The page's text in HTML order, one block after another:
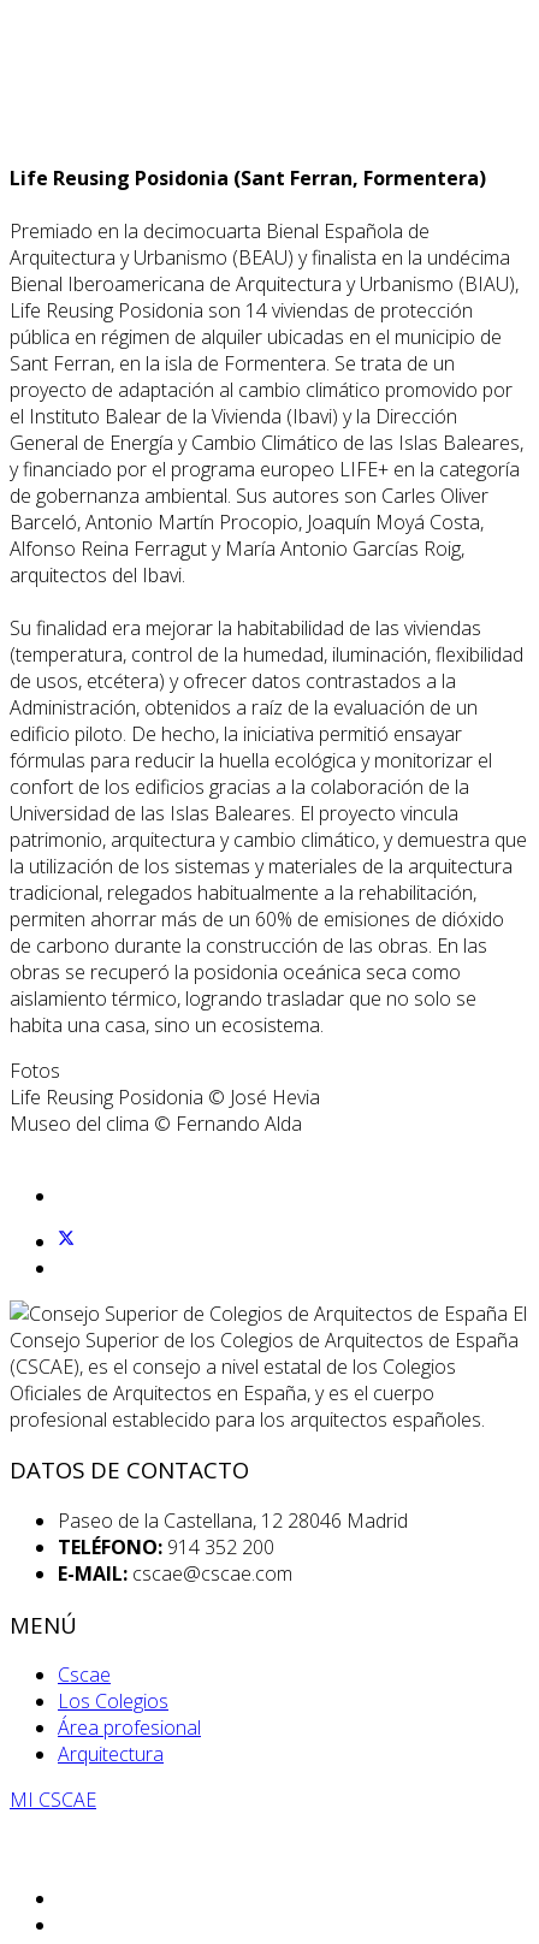
Life Reusing Posidonia (Sant Ferran, Formentera)
Premiado en la decimocuarta Bienal Española de
Arquitectura y Urbanismo (BEAU) y finalista en la undécima
Bienal Iberoamericana de Arquitectura y Urbanismo (BIAU),
Life Reusing Posidonia son 14 viviendas de protección
pública en régimen de alquiler ubicadas en el municipio de
Sant Ferran, en la isla de Formentera. Se trata de un
proyecto de adaptación al cambio climático promovido por
el Instituto Balear de la Vivienda (Ibavi) y la Dirección
General de Energía y Cambio Climático de las Islas Baleares,
y financiado por el programa europeo LIFE+ en la categoría
de gobernanza ambiental. Sus autores son Carles Oliver
Barceló, Antonio Martín Procopio, Joaquín Moyá Costa,
Alfonso Reina Ferragut y María Antonio Garcías Roig,
arquitectos del Ibavi.
Su finalidad era mejorar la habitabilidad de las viviendas
(temperatura, control de la humedad, iluminación, flexibilidad
de usos, etcétera) y ofrecer datos contrastados a la
Administración, obtenidos a raíz de la evaluación de un
edificio piloto. De hecho, la iniciativa permitió ensayar
fórmulas para reducir la huella ecológica y monitorizar el
confort de los edificios gracias a la colaboración de la
Universidad de las Islas Baleares. El proyecto vincula
patrimonio, arquitectura y cambio climático, y demuestra que
la utilización de los sistemas y materiales de la arquitectura
tradicional, relegados habitualmente a la rehabilitación,
permiten ahorrar más de un 60% de emisiones de dióxido
de carbono durante la construcción de las obras. En las
obras se recuperó la posidonia oceánica seca como
aislamiento térmico, logrando trasladar que no solo se
habita una casa, sino un ecosistema.
Fotos
Life Reusing Posidonia © José Hevia
Museo del clima © Fernando Alda
El
Consejo Superior de los Colegios de Arquitectos de España
(CSCAE), es el consejo a nivel estatal de los Colegios
Oficiales de Arquitectos en España, y es el cuerpo
profesional establecido para los arquitectos españoles.
DATOS DE CONTACTO
Paseo de la Castellana, 12 28046 Madrid
TELÉFONO: 914 352 200
E-MAIL: cscae@cscae.com
MENÚ
Cscae
Los Colegios
Área profesional
Arquitectura
MI CSCAE